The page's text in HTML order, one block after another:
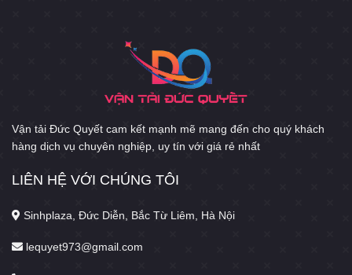
Vận tải Đức Quyết cam kết mạnh mẽ mang đến cho quý khách
hàng dịch vụ chuyên nghiệp, uy tín với giá rẻ nhất
LIÊN HỆ VỚI CHÚNG TÔI
Sinhplaza, Đức Diễn, Bắc Từ Liêm, Hà Nội
lequyet973@gmail.com